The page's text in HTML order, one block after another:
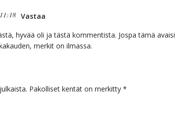
Vastaa
hyvää oli ja tästä kommentista. Jospa tämä avaisi
merkit on ilmassa.
Pakolliset kentät on merkitty*